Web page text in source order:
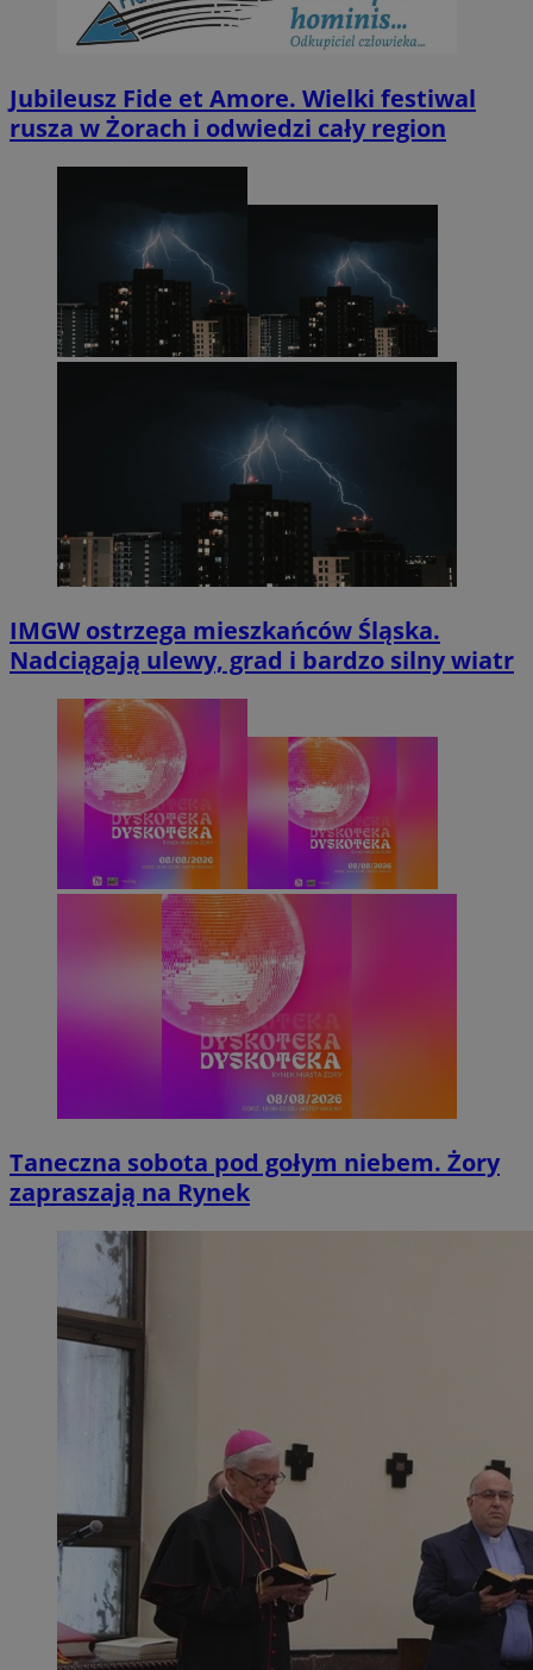
Jubileusz Fide et Amore. Wielki festiwal
rusza w Żorach i odwiedzi cały region
IMGW ostrzega mieszkańców Śląska.
Nadciągają ulewy, grad i bardzo silny wiatr
Taneczna sobota pod gołym niebem. Żory
zapraszają na Rynek